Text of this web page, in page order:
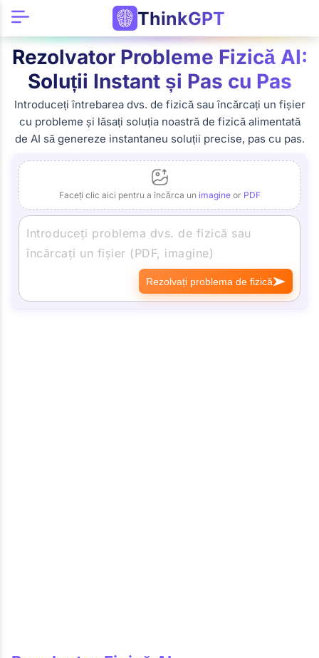
ThinkGPT
Rezolvator Probleme Fizică AI:
Soluții Instant și Pas cu Pas
Introduceți întrebarea dvs. de fizică sau încărcați un fișier
cu probleme și lăsați soluția noastră de fizică alimentată
de AI să genereze instantaneu soluții precise, pas cu pas.
Faceți clic aici pentru a încărca un imagineor PDF
Rezolvați problema de fizică